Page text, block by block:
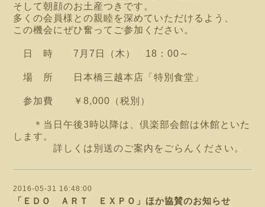
そして朝顔のお土産つきです。
多くの会員様との親睦を深めていただけるよう、
この機会にぜひ奮ってご参加ください。
日 時 7月7日（木） 18：00～
場 所 日本橋三越本店「特別食堂」
参加費 ￥8,000（税別）
＊当日午後3時以降は、倶楽部会館は休館といた
します。
詳しくは別送のご案内をごらんください。
2016-05-31 16:48:00
「ＥＤＯ ＡＲＴ ＥＸＰＯ」ほか協賛のお知らせ